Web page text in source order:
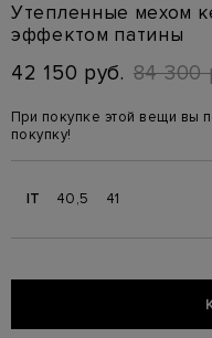
Утепленные мехом
эффектом патины
42 150 руб. 84 300
При покупке этой вещи вы
покупку!
IT 40,5 41